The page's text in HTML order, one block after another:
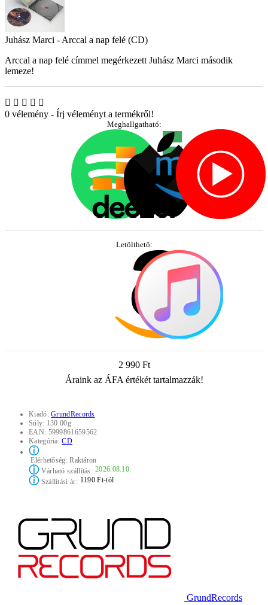
Juhász Marci - Arccal a nap felé (CD)
Arccal a nap felé címmel megérkezett Juhász Marci második
lemeze!
0 vélemény - Írj véleményt a termékről!
Meghallgatható:
Letölthető:
2 990 Ft
Áraink az ÁFA értékét tartalmazzák!
Kiadó:GrundRecords
Súly: 130.00g
EAN: 5999861659562
Kategória:CD
ⓘ
Elérhetőség:Raktáron
ⓘVárható szállítás: 2026.08.10.
ⓘSzállítási ár: 1190 Ft-tól
GrundRecords